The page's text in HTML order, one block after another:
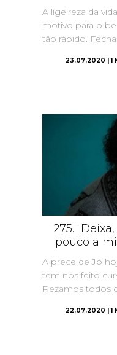
A ligeireza da
motivo para o
tão rápido.
23.07.2020 | 1
275.
pouco a
A prece de Jó
tem nos feito
Rezamos todos
22.07.2020 | 1